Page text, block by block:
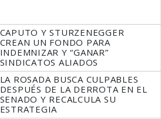
CAPUTO Y STURZENEGGER
CREAN UN FONDO PARA
INDEMNIZAR Y “GANAR”
SINDICATOS ALIADOS
LA ROSADA BUSCA CULPABLES
DESPUÉS DE LA DERROTA EN EL
SENADO Y RECALCULA SU
ESTRATEGIA